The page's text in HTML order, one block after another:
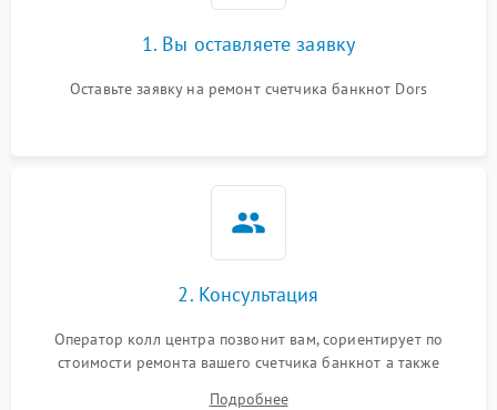
1. Вы оставляете заявку
Оставьте заявку на ремонт счетчика банкнот Dors
2. Консультация
Оператор колл центра позвонит вам, сориентирует по
стоимости ремонта вашего счетчика банкнот а также
Подробнее